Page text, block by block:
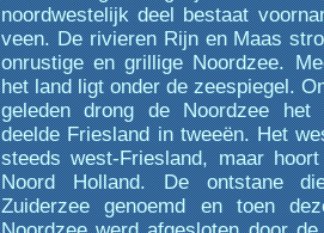
noordwestelijk deel bestaat
veen. De rivieren Rijn en Maas
onrustige en grillige Noordzee.
het land ligt onder de zeespiegel.
geleden drong de Noordzee het
deelde Friesland in tweeën. Het
steeds west-Friesland, maar
Noord Holland. De ontstane
Zuiderzee genoemd en toen